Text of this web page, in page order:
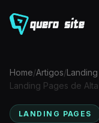
Home/Artigos/
Landing Pages de
LANDING PAGES